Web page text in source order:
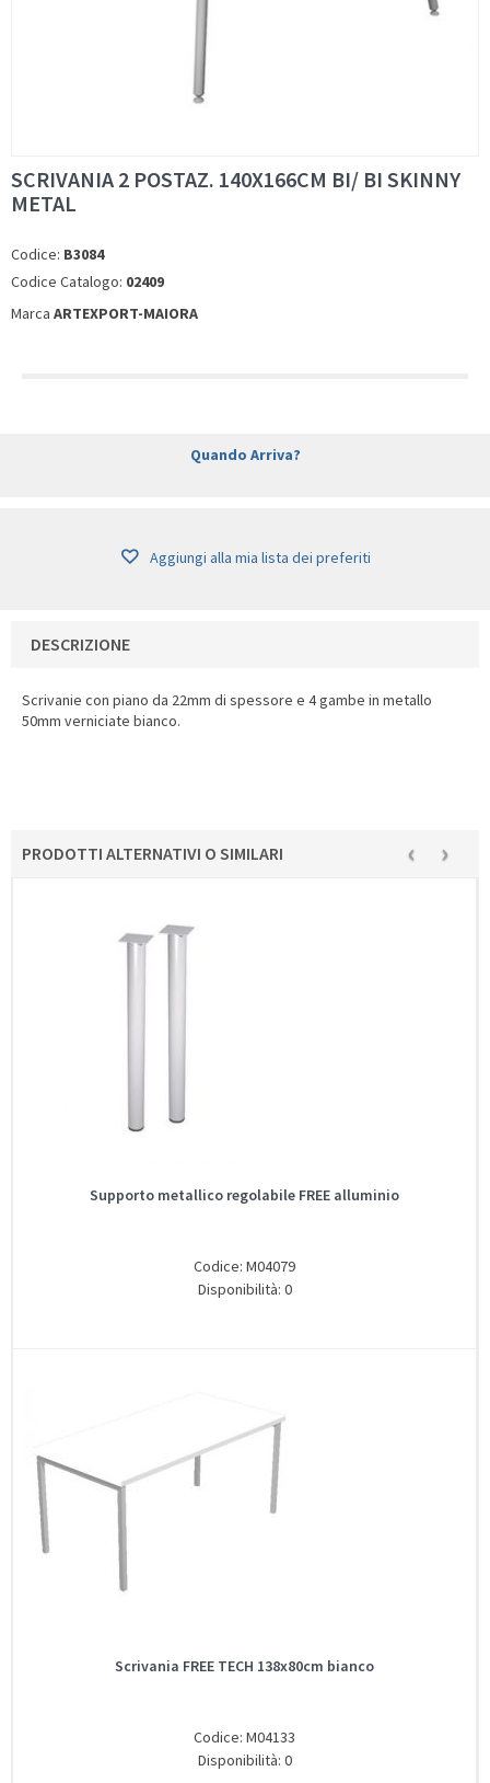
SCRIVANIA 2 POSTAZ. 140X166CM BI/ BI SKINNY
METAL
Codice: B3084
Codice Catalogo: 02409
Marca ARTEXPORT-MAIORA
Quando Arriva?
Aggiungi alla mia lista dei preferiti
DESCRIZIONE
Scrivanie con piano da 22mm di spessore e 4 gambe in metallo
50mm verniciate bianco.
PRODOTTI ALTERNATIVI O SIMILARI ‹ ›
Supporto metallico regolabile FREE alluminio
Codice: M04079
Disponibilità: 0
Scrivania FREE TECH 138x80cm bianco
Codice: M04133
Disponibilità: 0